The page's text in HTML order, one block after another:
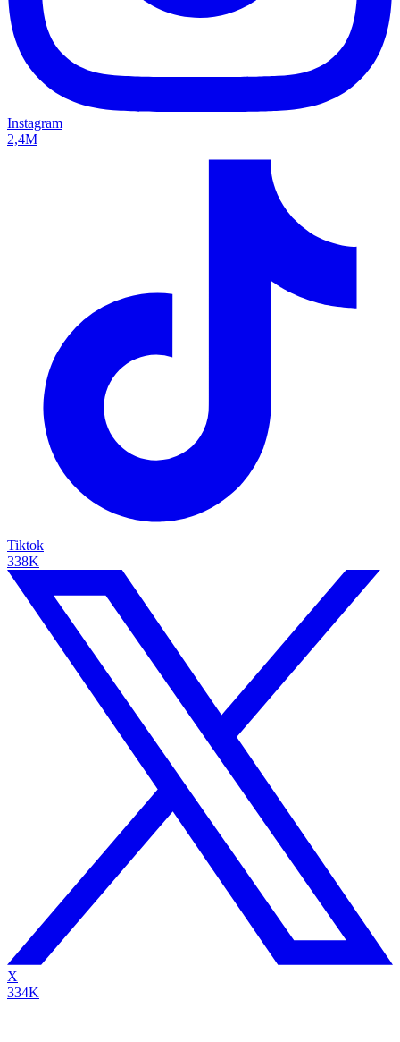
Instagram
2,4M
Tiktok
338K
X
334K